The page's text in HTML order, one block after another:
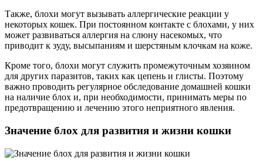
Также, блохи могут вызывать аллергические реакции у
некоторых кошек. При постоянном контакте с блохами, у них
может развиваться аллергия на слюну насекомых, что
приводит к зуду, высыпаниям и шерстяным клочкам на коже.
Кроме того, блохи могут служить промежуточным хозяином
для других паразитов, таких как цепень и глисты. Поэтому
важно проводить регулярное обследование домашней кошки
на наличие блох и, при необходимости, принимать меры по
предотвращению и лечению этого неприятного явления.
Значение блох для развития и жизни кошки